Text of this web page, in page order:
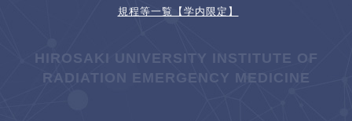
規程等一覧【学内限定】
HIROSAKI UNIVERSITY INSTITUTE OF
RADIATION EMERGENCY MEDICINE